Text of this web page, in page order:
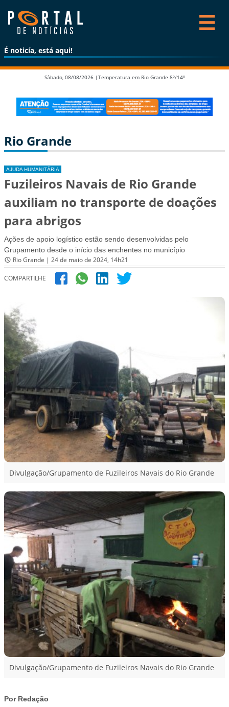
É noticía, está aqui!
Sábado, 08/08/2026 | Temperatura em Rio Grande 8º/14º
Rio Grande
AJUDA HUMANITÁRIA
Fuzileiros Navais de Rio Grande
auxiliam no transporte de doações
para abrigos
Ações de apoio logístico estão sendo desenvolvidas pelo
Grupamento desde o início das enchentes no município
Rio Grande | 24 de maio de 2024, 14h21
COMPARTILHE
Divulgação/Grupamento de Fuzileiros Navais do Rio Grande
Divulgação/Grupamento de Fuzileiros Navais do Rio Grande
Por Redação